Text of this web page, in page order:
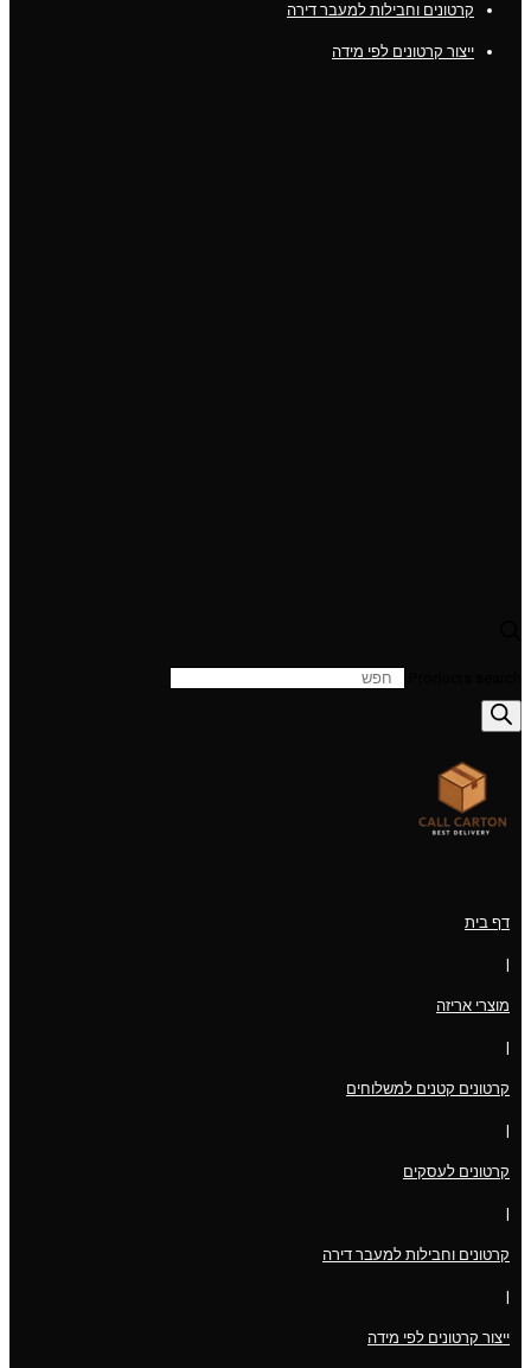
קרטונים וחבילות למעבר דירה
ייצור קרטונים לפי מידה
דף בית
מוצרי אריזה
קרטונים קטנים למשלוחים
קרטונים לעסקים
קרטונים וחבילות למעבר דירה
ייצור קרטונים לפי מידה